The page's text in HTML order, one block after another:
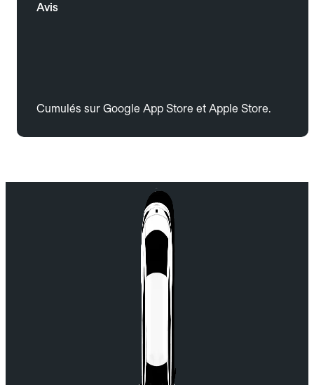
Avis
Cumulés sur Google App Store et Apple Store.